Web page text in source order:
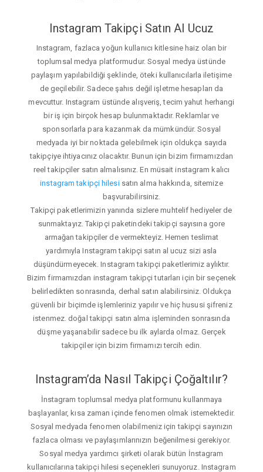
Instagram Takipçi Satın Al Ucuz
Instagram, fazlaca yoğun kullanıcı kitlesine haiz olan bir
toplumsal medya platformudur. Sosyal medya üstünde
paylaşım yapılabildiği şeklinde, öteki kullanıcılarla iletişime
de geçilebilir. Sadece şahıs değil işletme hesapları da
mevcuttur. Instagram üstünde alışveriş, tecim yahut herhangi
bir iş için birçok hesap bulunmaktadır. Reklamlar ve
sponsorlarla para kazanmak da mümkündür. Sosyal
medyada iyi bir noktada gelebilmek için oldukça sayıda
takipçiye ihtiyacınız olacaktır. Bunun için bizim firmamızdan
reel takipçiler satın almalısınız. En müsait instagram kalıcı
instagram takipçi hilesisatın alma hakkında, sitemize
başvurabilirsiniz.
Takipçi paketlerimizin yanında sizlere muhtelif hediyeler de
sunmaktayız. Takipçi paketindeki takipçi sayısına gore
armağan takipçiler de vermekteyiz. Hemen teslimat
yardımıyla Instagram takipçi satın al ucuz sizi asla
düşündürmeyecek. Instagram takipçi paketlerimiz aylıktır.
Bizim firmamızdan instagram takipçi tutarları için bir seçenek
belirledikten sonrasında, derhal satın alabilirsiniz. Oldukça
güvenli bir biçimde işlemleriniz yapılır ve hiç hususi şifreniz
istenmez. doğal takipçi satın alma işleminden sonrasında
düşme yaşanabilir sadece bu ilk aylarda olmaz. Gerçek
takipçiler için bizim firmamızı tercih edin.
Instagram’da Nasıl Takipçi Çoğaltılır?
İnstagram toplumsal medya platformunu kullanmaya
başlayanlar, kısa zaman içinde fenomen olmak istemektedir.
Sosyal medyada fenomen olabilmeniz için takipçi sayınızın
fazlaca olması ve paylaşımlarınızın beğenilmesi gerekiyor.
Sosyal medya yardımcı şirketi olarak bütün İnstagram
kullanıcılarına takipçi hilesi seçenekleri sunuyoruz. Instagram